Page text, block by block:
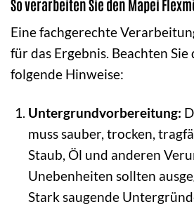
So verarbeiten Sie den Mapei
Eine fachgerechte
für das Ergebnis. Beachten
folgende Hinweise:
Untergrundvorbereitung:
muss sauber, trocken,
Staub, Öl und anderen
Unebenheiten sollten
Stark saugende